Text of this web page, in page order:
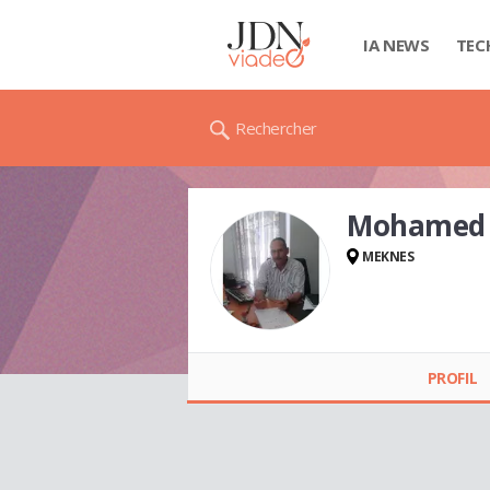
IA NEWS
Rechercher
Mohamed
MEKNES
PROFIL